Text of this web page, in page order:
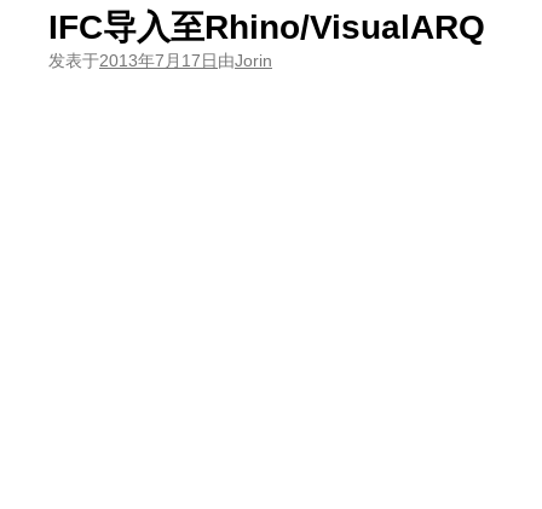
IFC导入至Rhino/VisualARQ
发表于2013年7月17日由Jorin